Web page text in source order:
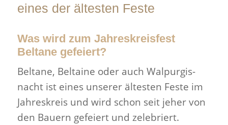
eines der ältesten Feste
Was wird zum Jahreskreisfest
Beltane gefeiert?
Beltane, Beltaine oder auch Walpur­gis­
nacht ist eines unserer ältesten Feste im
Jahreskreis und wird schon seit jeher von
den Bauern gefeiert und zele­briert.